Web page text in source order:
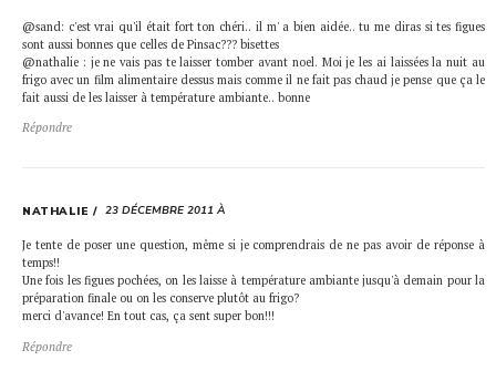
@sand: c'est vrai qu'il était fort ton chéri.. il m' a bien aidée.. tu me diras si tes figues
sont aussi bonnes que celles de Pinsac??? bisettes
@nathalie : je ne vais pas te laisser tomber avant noel. Moi je les ai laissées la nuit au
frigo avec un film alimentaire dessus mais comme il ne fait pas chaud je pense que ça le
fait aussi de les laisser à température ambiante.. bonne
Répondre
NATHALIE 23 DÉCEMBRE 2011 À
Je tente de poser une question, même si je comprendrais de ne pas avoir de réponse à
temps!!
Une fois les figues pochées, on les laisse à température ambiante jusqu'à demain pour la
préparation finale ou on les conserve plutôt au frigo?
merci d'avance! En tout cas, ça sent super bon!!!
Répondre